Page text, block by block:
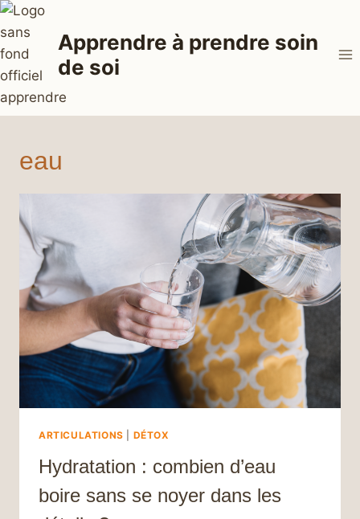
Aller
au
contenu
Apprendre à prendre soin
de soi
eau
ARTICULATIONS DÉTOX
Hydratation : combien d’eau
boire sans se noyer dans les